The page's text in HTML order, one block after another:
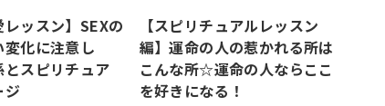
レッスン】SEXの
化に注意し
スピリチュア
ジ
【スピリチュアルレッスン
編】運命の人の惹かれる所は
こんな所☆運命の人ならここ
を好きになる！